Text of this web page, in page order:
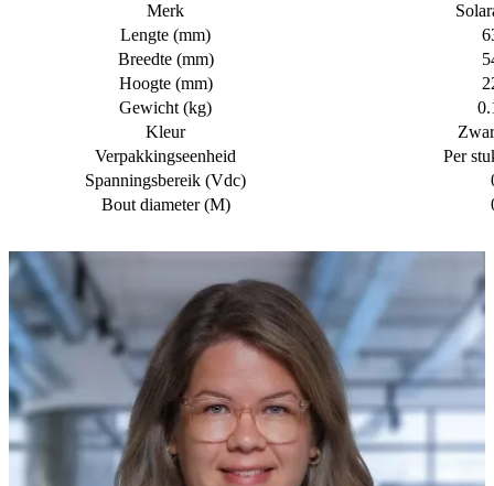
Merk
Lengte (mm)
Breedte (mm)
Hoogte (mm)
Gewicht (kg)
Kleur
Verpakkingseenheid
Per
Spanningsbereik (Vdc)
Bout diameter (M)